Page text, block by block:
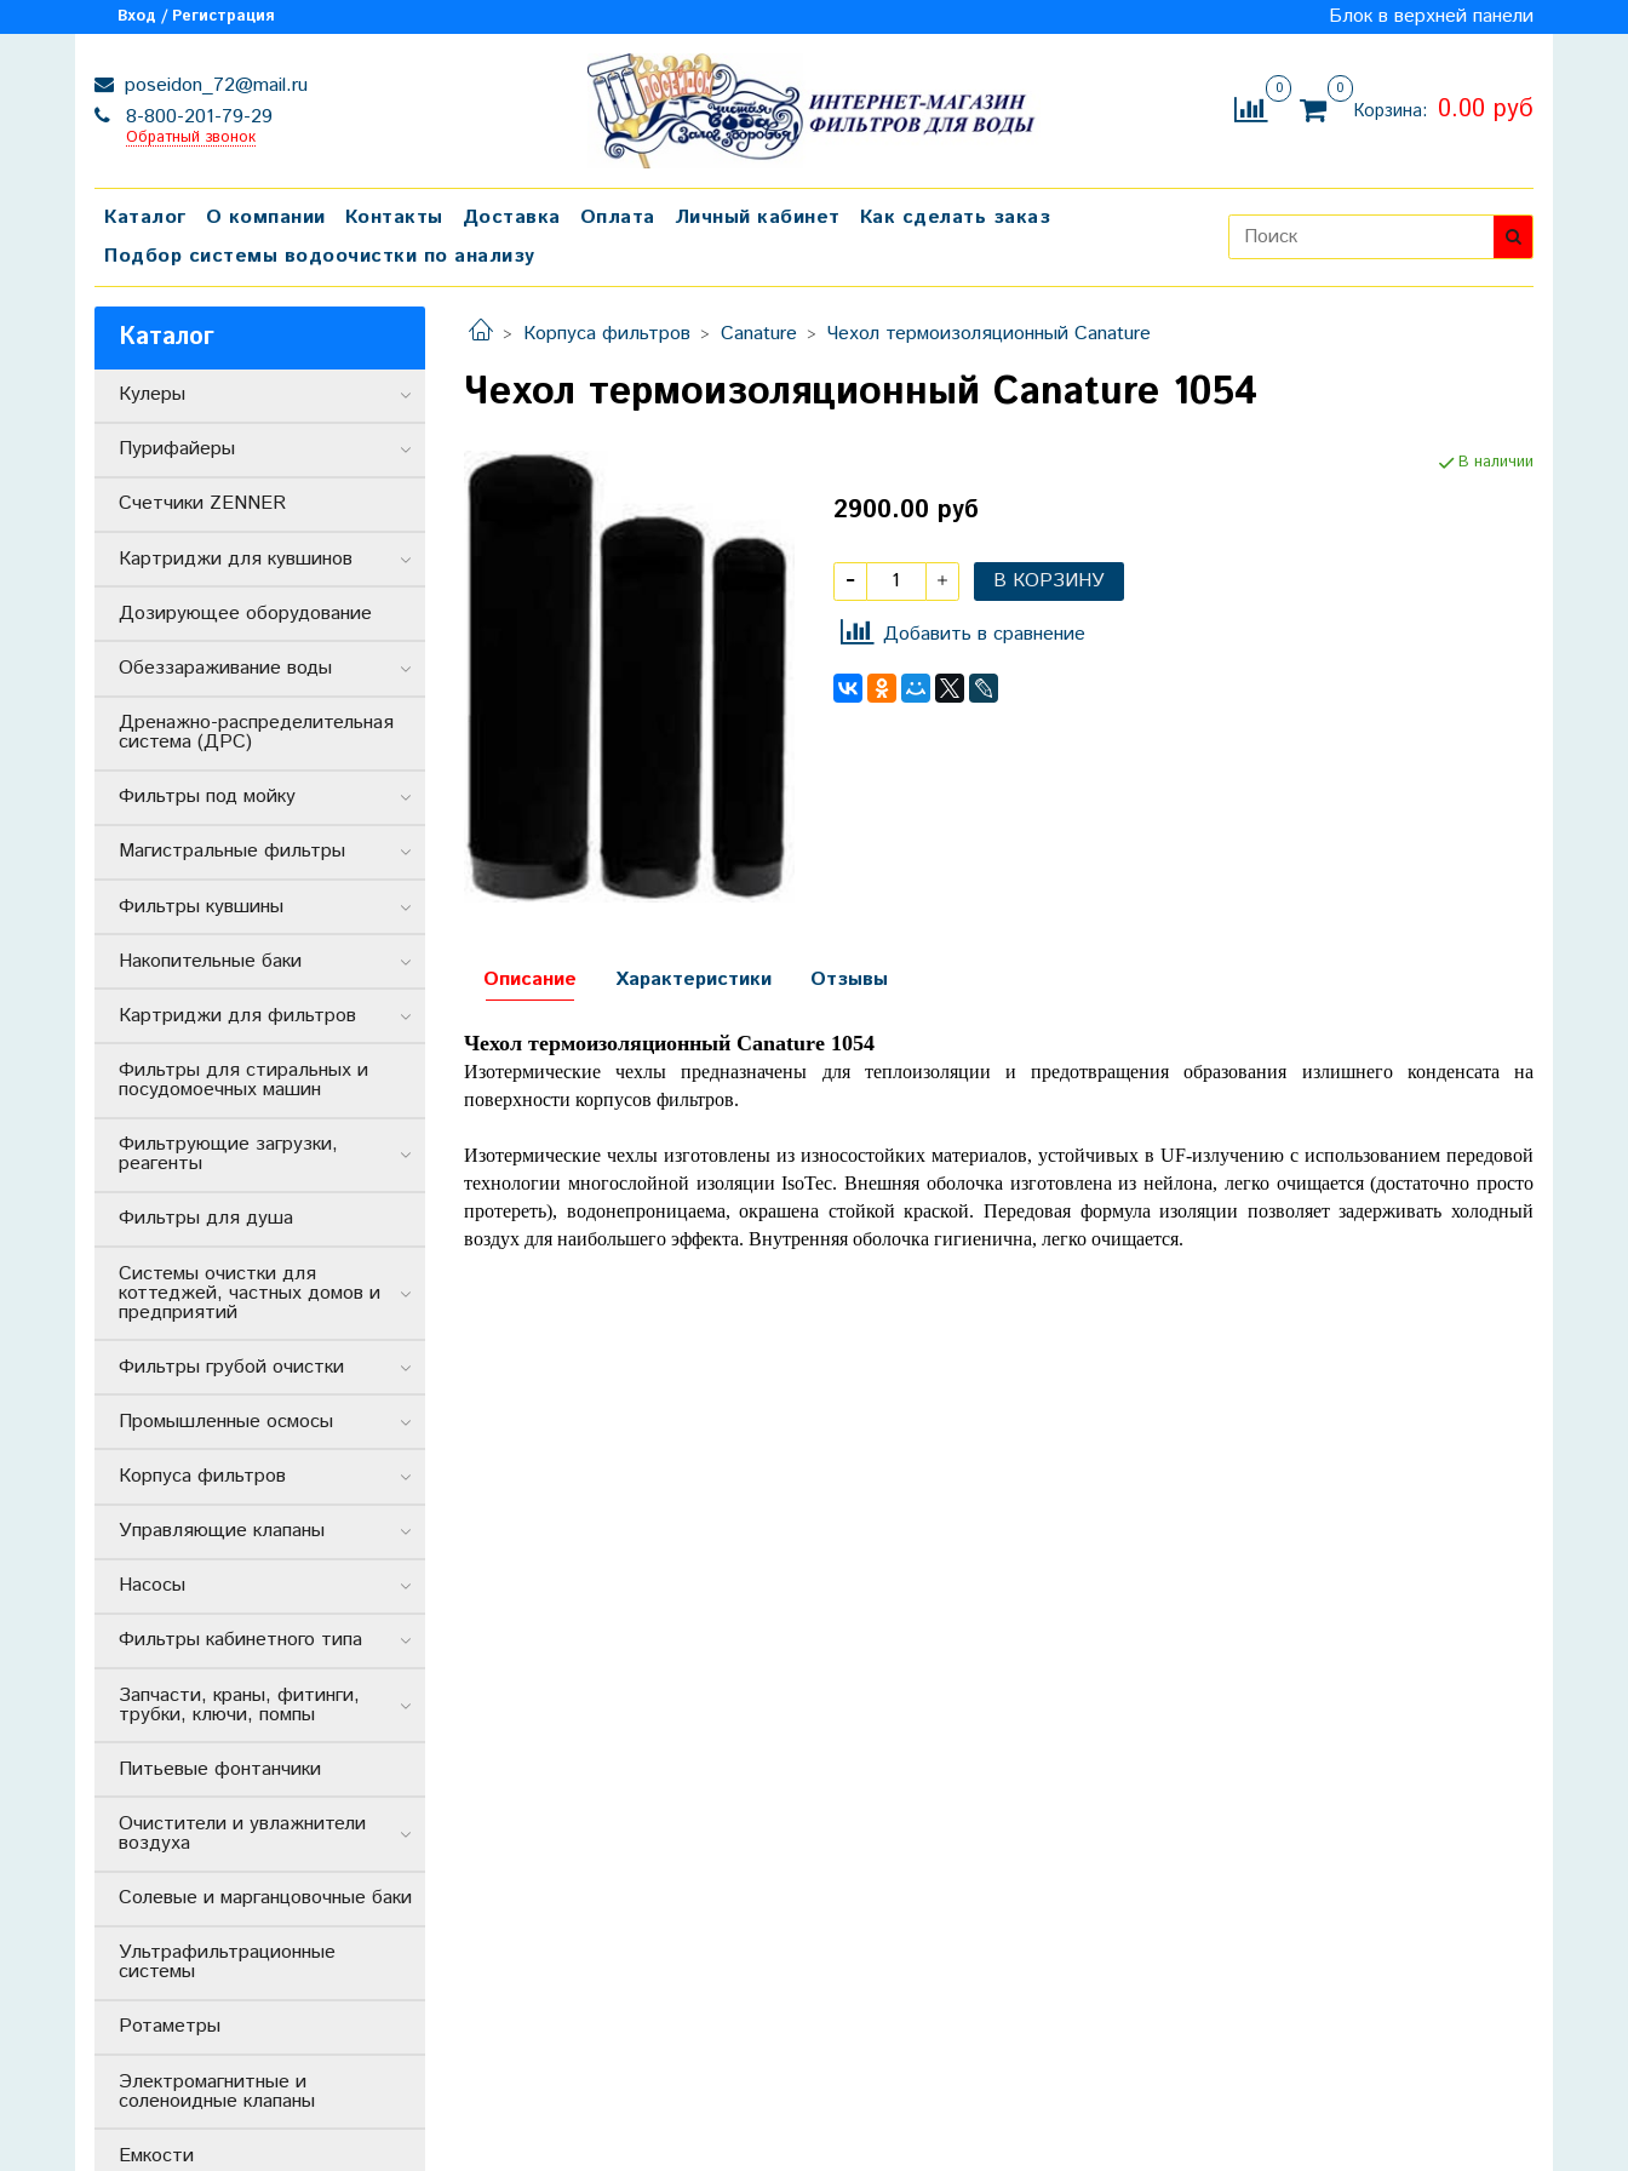
Вход / Регистрация Блок в верхней панели
poseidon_72@mail.ru
8-800-201-79-29
Обратный звонок
0 0
Корзина: 0.00 руб
Каталог О компании Контакты Доставка Оплата Личный кабинет
Как сделать заказ
Подбор системы водоочистки по анализу
Корпуса фильтров Canature Чехол термоизоляционный Canature
Чехол термоизоляционный Canature 1054
В наличии
2900.00 руб
В КОРЗИНУ
Добавить в сравнение
Описание
Чехол термоизоляционный Canature 1054
Изотермические чехлы предназначены для теплоизоляции и предотвращения образования излишнего конденсата на
поверхности корпусов фильтров.
Изотермические чехлы изготовлены из износостойких материалов, устойчивых в UF-излучению с использованием передовой
технологии многослойной изоляции IsoTec. Внешняя оболочка изготовлена из нейлона, легко очищается (достаточно просто
протереть), водонепроницаема, окрашена стойкой краской. Передовая формула изоляции позволяет задерживать холодный
воздух для наибольшего эффекта. Внутренняя оболочка гигиенична, легко очищается.
Характеристики Отзывы
Каталог
Кулеры
Пурифайеры
Счетчики ZENNER
Картриджи для кувшинов
Дозирующее оборудование
Обеззараживание воды
Дренажно-распределительная
система (ДРС)
Фильтры под мойку
Магистральные фильтры
Фильтры кувшины
Накопительные баки
Картриджи для фильтров
Фильтры для стиральных и
посудомоечных машин
Фильтрующие загрузки,
реагенты
Фильтры для душа
Системы очистки для
коттеджей, частных домов и
предприятий
Фильтры грубой очистки
Промышленные осмосы
Корпуса фильтров
Управляющие клапаны
Насосы
Фильтры кабинетного типа
Запчасти, краны, фитинги,
трубки, ключи, помпы
Питьевые фонтанчики
Очистители и увлажнители
воздуха
Солевые и марганцовочные баки
Ультрафильтрационные
системы
Ротаметры
Электромагнитные и
соленоидные клапаны
Емкости